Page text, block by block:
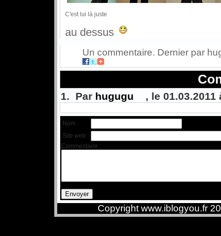
C'est lui là juste
au dessus
Un commentaire. Dernier par
1. Par hugugu , le 01.03.2011
Nom :
Site web :
Commentaire :
Copyright www.iblogyou.fr